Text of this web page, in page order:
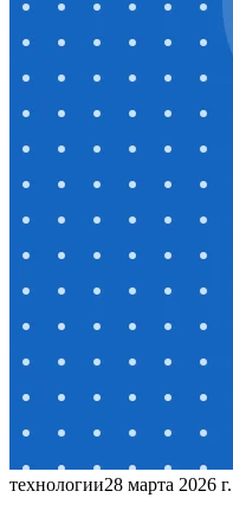
технологии28 марта 2026 г.